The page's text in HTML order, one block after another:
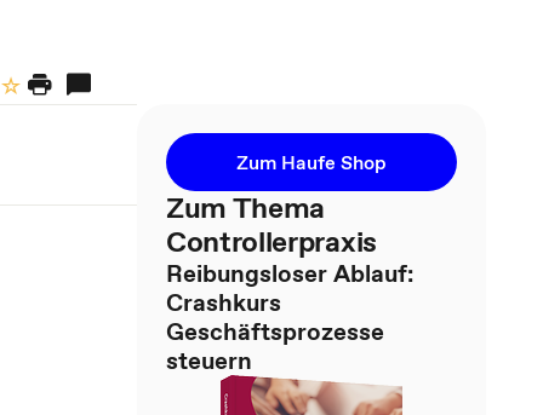
Zum Haufe Shop
Zum Thema
Controllerpraxis
Reibungsloser Ablauf:
Crashkurs
Geschäftsprozesse
steuern